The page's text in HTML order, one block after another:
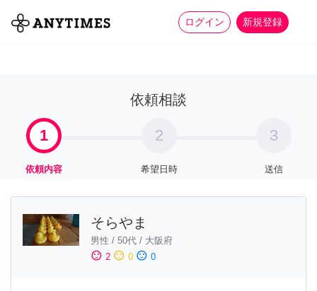
ログイン 新規登録
全て 家事 more_horiz
依頼相談
1
依頼内容
2
希望日時
3
送信
そらやま
男性 / 50代 / 大阪府
sentiment_satisfied 2 sentiment_neutral 0 sentiment_dissatisfied 0